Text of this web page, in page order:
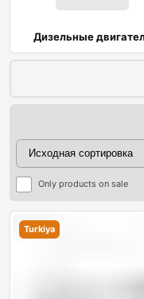
Дизельные
Only products on sale
Turkiya